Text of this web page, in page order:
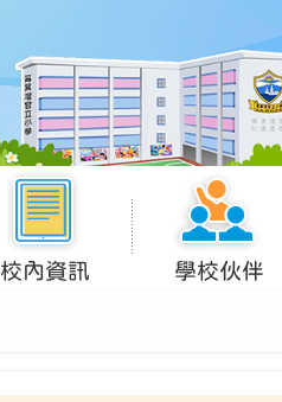
校內資訊 學校伙伴